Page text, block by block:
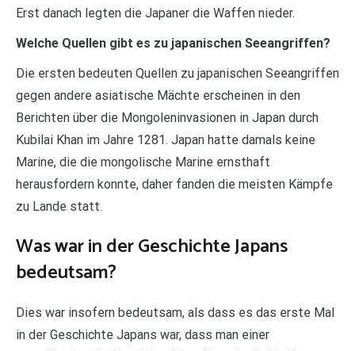
Erst danach legten die Japaner die Waffen nieder.
Welche Quellen gibt es zu japanischen Seeangriffen?
Die ersten bedeuten Quellen zu japanischen Seeangriffen
gegen andere asiatische Mächte erscheinen in den
Berichten über die Mongoleninvasionen in Japan durch
Kubilai Khan im Jahre 1281. Japan hatte damals keine
Marine, die die mongolische Marine ernsthaft
herausfordern konnte, daher fanden die meisten Kämpfe
zu Lande statt.
Was war in der Geschichte Japans
bedeutsam?
Dies war insofern bedeutsam, als dass es das erste Mal
in der Geschichte Japans war, dass man einer